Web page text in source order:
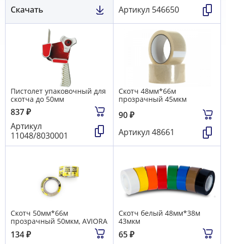
Скачать
Артикул 546650
Пистолет упаковочный для
скотча до 50мм
837₽
Артикул
11048/8030001
Скотч 48мм*66м
прозрачный 45мкм
90₽
Артикул 48661
Скотч 50мм*66м
прозрачный 50мкм, AVIORA
134₽
Скотч белый 48мм*38м
43мкм
65₽